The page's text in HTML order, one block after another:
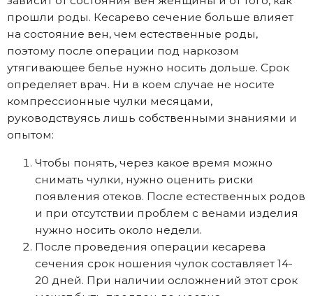
прошли роды. Кесарево сечение больше влияет
на состояние вен, чем естественные роды,
поэтому после операции под наркозом
утягивающее белье нужно носить дольше. Срок
определяет врач. Ни в коем случае не носите
компрессионные чулки месяцами,
руководствуясь лишь собственными знаниями и
опытом:
Чтобы понять, через какое время можно
снимать чулки, нужно оценить риски
появления отеков. После естественных родов
и при отсутствии проблем с венами изделия
нужно носить около недели.
После проведения операции кесарева
сечения срок ношения чулок составляет 14-
20 дней. При наличии осложнений этот срок